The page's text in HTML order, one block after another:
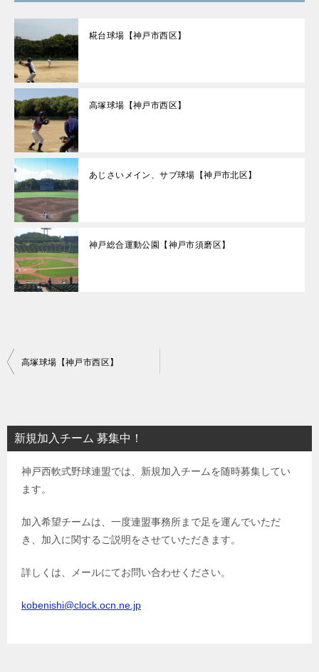
糀台球場【神戸市西区】
高塚球場【神戸市西区】
あじさいメイン、サブ球場【神戸市北区】
神戸総合運動公園【神戸市須磨区】
投
ビ
ゲ
高塚球場【神戸市西区】
新規加入チーム 募集中！
神戸西軟式野球連盟では、新規加入チームを随時募集してい
ます。
加入希望チームは、一度連盟事務所まで足を運んでいただ
き、加入に関するご説明をさせていただきます。
詳しくは、メールにてお問い合わせください。
kobenishi@clock.ocn.ne.jp